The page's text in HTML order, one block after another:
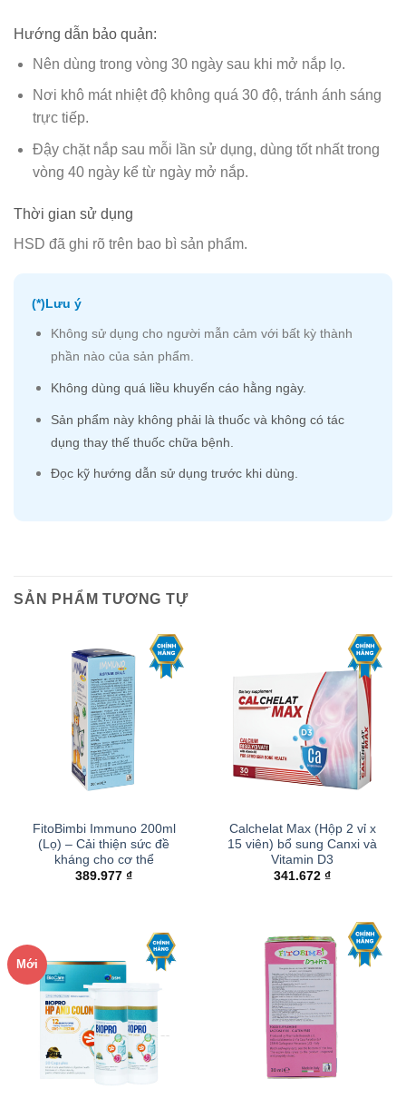
Hướng dẫn bảo quản:
Nên dùng trong vòng 30 ngày sau khi mở nắp lọ.
Nơi khô mát nhiệt độ không quá 30 độ, tránh ánh sáng
trực tiếp.
Đậy chặt nắp sau mỗi lần sử dụng, dùng tốt nhất trong
vòng 40 ngày kể từ ngày mở nắp.
Thời gian sử dụng
HSD đã ghi rõ trên bao bì sản phẩm.
(*)Lưu ý
Không sử dụng cho người mẫn cảm với bất kỳ thành
phần nào của sản phẩm.
Không dùng quá liều khuyến cáo hằng ngày.
Sản phẩm này không phải là thuốc và không có tác
dụng thay thế thuốc chữa bệnh.
Đọc kỹ hướng dẫn sử dụng trước khi dùng.
SẢN PHẨM TƯƠNG TỰ
FitoBimbi Immuno 200ml
(Lọ) – Cải thiện sức đề
kháng cho cơ thể
389.977 ₫
Calchelat Max (Hộp 2 vỉ x
15 viên) bổ sung Canxi và
Vitamin D3
341.672 ₫
Mới